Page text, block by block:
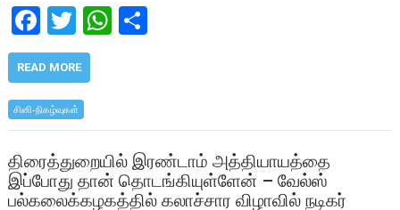
F
ac
e
b
o
o
k
T
w
itt
er
W
A
p
p
READ MORE
சினி-நிகழ்வுகள்
திரைத்துறையில் இரண்டாம் அத்தியாயத்தை
இப்போது தான் தொடங்கியுள்ளேன் – வேல்ஸ்
பல்கலைக்கழகத்தில் கலாச்சார விழாவில் நடிகர்